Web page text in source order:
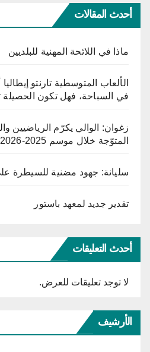
أحدث المقالات
ماذا في اللائحة المهنية للبلديين
في السباحة، فهل تكون
زغوان: الوالي يكرّم الرياضيين
المتوّجة خلال موسم 2025-2026
سليانة: جهود مضنية للسيطرة
تقدير جديد لمعهد باستور
أحدث التعليقات
لا توجد تعليقات للعرض.
الأرشيف